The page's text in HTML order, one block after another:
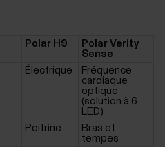
Polar H9
Polar Verity
Sense
Électrique
Fréquence
cardiaque
optique
(solution à 6
LED)
Poitrine
Bras et
tempes